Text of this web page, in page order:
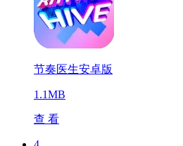
节奏医生安卓版
1.1MB
查 看